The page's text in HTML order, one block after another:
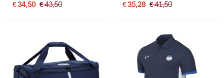
€ 34,50 € 43,50 € 35,28 € 41,50